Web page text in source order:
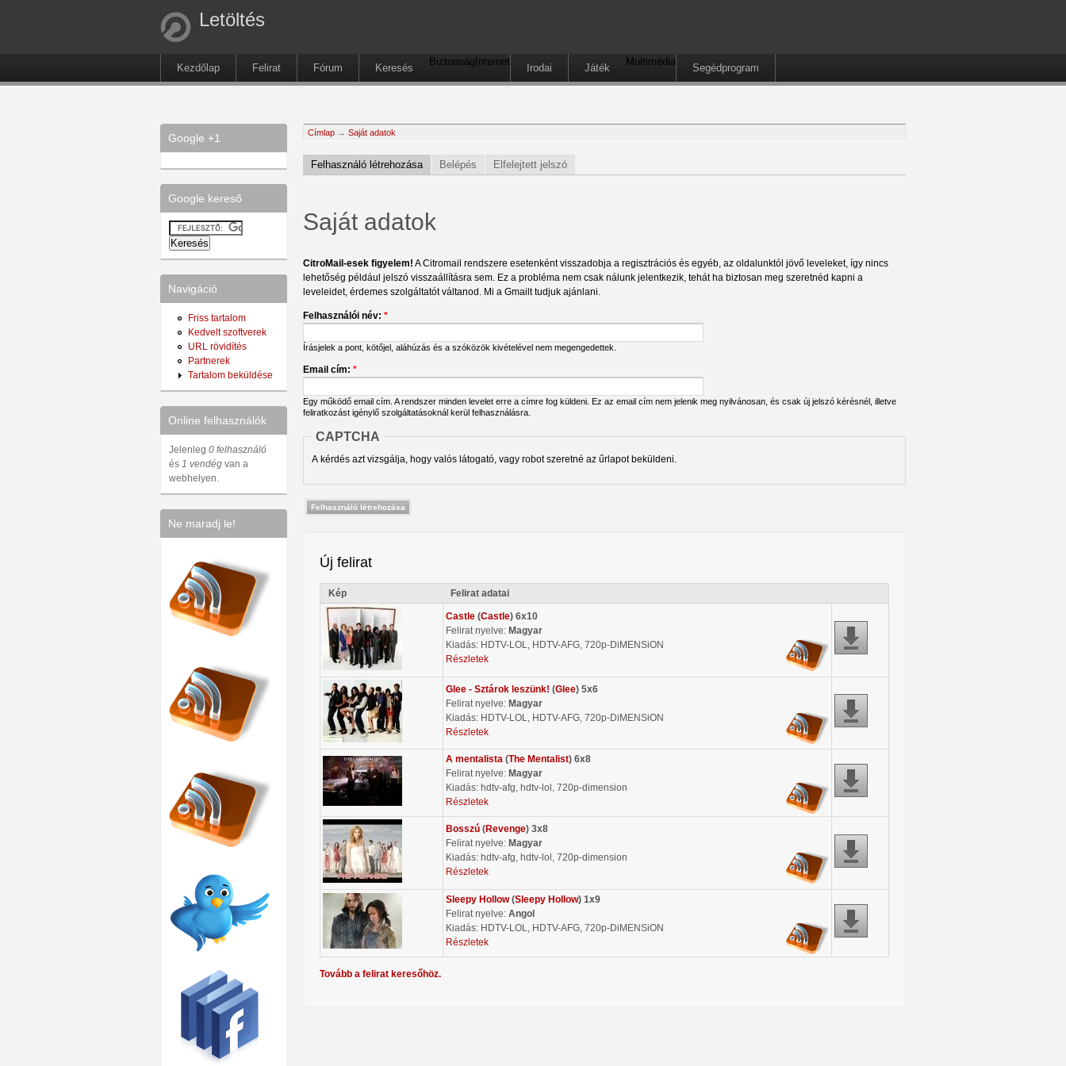
Letöltés
Kezdőlap Felirat Fórum Keresés
Biztonság Internet
Irodai Játék
Multimédia
Segédprogram
Google +1
Google kereső
Navigáció
Friss tartalom
Kedvelt szoftverek
URL rövidítés
Partnerek
Tartalom beküldése
Online felhasználók
Jelenleg 0 felhasználó
és 1 vendég van a
webhelyen.
Ne maradj le!
Címlap → Saját adatok
Felhasználó létrehozása Belépés Elfelejtett jelszó
Saját adatok
CitroMail-esek figyelem! A Citromail rendszere esetenként visszadobja a regisztrációs és egyéb, az oldalunktól jövő leveleket, így nincs
lehetőség például jelszó visszaállításra sem. Ez a probléma nem csak nálunk jelentkezik, tehát ha biztosan meg szeretnéd kapni a
leveleidet, érdemes szolgáltatót váltanod. Mi a Gmailt tudjuk ajánlani.
Felhasználói név: *
Írásjelek a pont, kötőjel, aláhúzás és a szóközök kivételével nem megengedettek.
Email cím: *
Egy működő email cím. A rendszer minden levelet erre a címre fog küldeni. Ez az email cím nem jelenik meg nyilvánosan, és csak új jelszó kérésnél, illetve
feliratkozást igénylő szolgáltatásoknál kerül felhasználásra.
CAPTCHA
A kérdés azt vizsgálja, hogy valós látogató, vagy robot szeretné az űrlapot beküldeni.
Új felirat
Kép Felirat adatai
Castle (Castle) 6x10
Felirat nyelve: Magyar
Kiadás: HDTV-LOL, HDTV-AFG, 720p-DiMENSiON
Részletek
Glee - Sztárok leszünk! (Glee) 5x6
Felirat nyelve: Magyar
Kiadás: HDTV-LOL, HDTV-AFG, 720p-DiMENSiON
Részletek
A mentalista (The Mentalist) 6x8
Felirat nyelve: Magyar
Kiadás: hdtv-afg, hdtv-lol, 720p-dimension
Részletek
Bosszú (Revenge) 3x8
Felirat nyelve: Magyar
Kiadás: hdtv-afg, hdtv-lol, 720p-dimension
Részletek
Sleepy Hollow(Sleepy Hollow) 1x9
Felirat nyelve: Angol
Kiadás: HDTV-LOL, HDTV-AFG, 720p-DiMENSiON
Részletek
Tovább a felirat keresőhöz.